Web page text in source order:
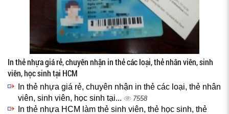
In thẻ nhựa giá rẻ, chuyên nhận in thẻ các loại, thẻ nhân viên, sinh
viên, học sinh tại HCM
In thẻ nhựa giá rẻ, chuyên nhận in thẻ các loại, thẻ nhân
viên, sinh viên, học sinh tại...
7558
In thẻ nhựa HCM làm thẻ sinh viên, thẻ học sinh, thẻ